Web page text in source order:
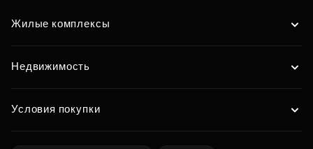
Жилые комплексы
Недвижимость
Условия покупки